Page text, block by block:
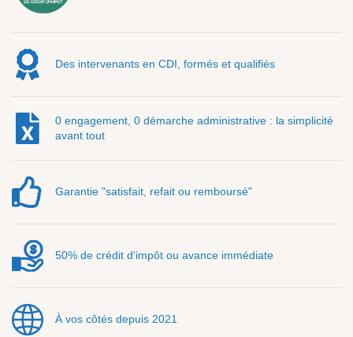
Des intervenants en CDI, formés et qualifiés
0 engagement, 0 démarche administrative : la simplicité
avant tout
Garantie "satisfait, refait ou remboursé"
50% de crédit d'impôt ou avance immédiate
À vos côtés depuis 2021